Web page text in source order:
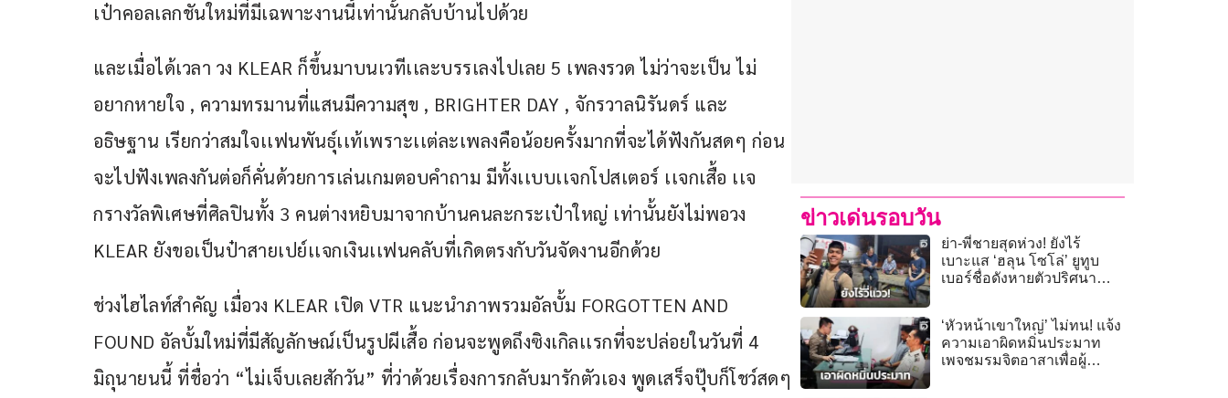
เป๋าคอลเลกชันใหม่ที่มีเฉพาะงานนี้เท่านั้นกลับบ้านไปด้วย
และเมื่อได้เวลา วง KLEAR ก็ขึ้นมาบนเวทีเเละบรรเลงไปเลย 5 เพลงรวด ไม่ว่าจะเป็น ไม่
อยากหายใจ , ความทรมานที่แสนมีความสุข , BRIGHTER DAY , จักรวาลนิรันดร์ และ
อธิษฐาน เรียกว่าสมใจเเฟนพันธุ์เเท้เพราะเเต่ละเพลงคือน้อยครั้งมากที่จะได้ฟังกันสดๆ ก่อน
จะไปฟังเพลงกันต่อก็คั่นด้วยการเล่นเกมตอบคำถาม มีทั้งเเบบเเจกโปสเตอร์ เเจกเสื้อ เเจ
กรางวัลพิเศษที่ศิลปินทั้ง 3 คนต่างหยิบมาจากบ้านคนละกระเป๋าใหญ่ เท่านั้นยังไม่พอวง
KLEAR ยังขอเป็นป๋าสายเปย์เเจกเงินเเฟนคลับที่เกิดตรงกับวันจัดงานอีกด้วย
ช่วงไฮไลท์สำคัญ เมื่อวง KLEAR เปิด VTR แนะนำภาพรวมอัลบั้ม FORGOTTEN AND
FOUND อัลบั้มใหม่ที่มีสัญลักษณ์เป็นรูปผีเสื้อ ก่อนจะพูดถึงซิงเกิลเเรกที่จะปล่อยในวันที่ 4
มิถุนายนนี้ ที่ชื่อว่า “ไม่เจ็บเลยสักวัน” ที่ว่าด้วยเรื่องการกลับมารักตัวเอง พูดเสร็จปุ๊บก็โชว์สดๆ
ข่าวเด่นรอบวัน
ย่า-พี่ชายสุดห่วง! ยังไร้
เบาะแส ‘ฮลุน โซโล่’ ยูทูบ
เบอร์ชื่อดังหายตัวปริศนา
‘หัวหน้าเขาใหญ่’ ไม่ทน! แจ้ง
ความเอาผิดหมิ่นประมาท
เพจชมรมจิตอาสาเพื่อผู้